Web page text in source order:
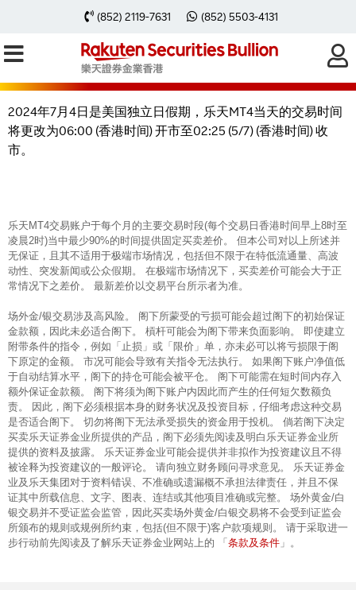
(852) 2119-7631 (852) 5503-4131
2024年7月4日乐天MT4交易时间因美
国独立日假期有所转变
2024年7月4日是美国独立日假期，乐天MT4当天的交易时间
将更改为06:00 (香港时间) 开市至02:25 (5/7) (香港时间) 收
市。
乐天MT4交易账户于每个月的主要交易时段(每个交易日香港时间早上8时至
凌晨2时)当中最少90%的时间提供固定买卖差价。 但本公司对以上所述并
无保证，且其不适用于极端市场情况，包括但不限于在特低流通量、高波
动性、突发新闻或公众假期。 在极端市场情况下，买卖差价可能会大于正
常情况下之差价。 最新差价以交易平台所示者为准。
场外金/银交易涉及高风险。 阁下所蒙受的亏损可能会超过阁下的初始保证
金款额，因此未必适合阁下。 槓杆可能会为阁下带来负面影响。 即使建立
附带条件的指令，例如「止损」或「限价」单，亦未必可以将亏损限于阁
下原定的金额。 市况可能会导致有关指令无法执行。 如果阁下账户净值低
于自动结算水平，阁下的持仓可能会被平仓。 阁下可能需在短时间内存入
额外保证金款额。 阁下将须为阁下账户内因此而产生的任何短欠数额负
责。 因此，阁下必须根据本身的财务状况及投资目标，仔细考虑这种交易
是否适合阁下。 切勿将阁下无法承受损失的资金用于投机。 倘若阁下决定
买卖乐天证券金业所提供的产品，阁下必须先阅读及明白乐天证券金业所
提供的资料及披露。 乐天证券金业可能会提供并非拟作为投资建议且不得
被诠释为投资建议的一般评论。 请向独立财务顾问寻求意见。 乐天证券金
业及乐天集团对于资料错误、不准确或遗漏概不承担法律责任，并且不保
证其中所载信息、文字、图表、连结或其他项目准确或完整。 场外黄金/白
银交易并不受证监会监管，因此买卖场外黄金/白银交易将不会受到证监会
所颁布的规则或规例所约束，包括(但不限于)客户款项规则。 请于采取进一
步行动前先阅读及了解乐天证券金业网站上的 「 条款及条件 」。